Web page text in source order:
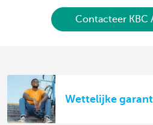
Contacteer KBC
Wettelijke